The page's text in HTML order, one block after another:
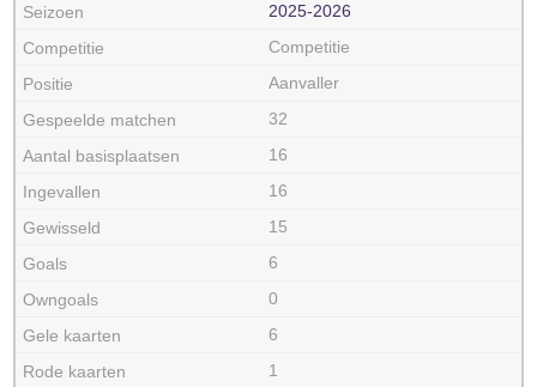
2025‑2026
Competitie
Aanvaller
32
16
16
15
6
0
6
1